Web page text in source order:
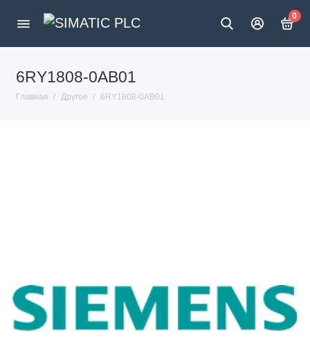
0
6RY1808-0AB01
Главная Другое 6RY1808-0AB01